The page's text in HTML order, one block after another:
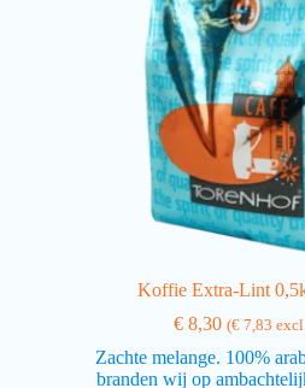
Koffie Extra-Lint
€8,30 (€7,83
Zachte melange. 100%
branden wij op